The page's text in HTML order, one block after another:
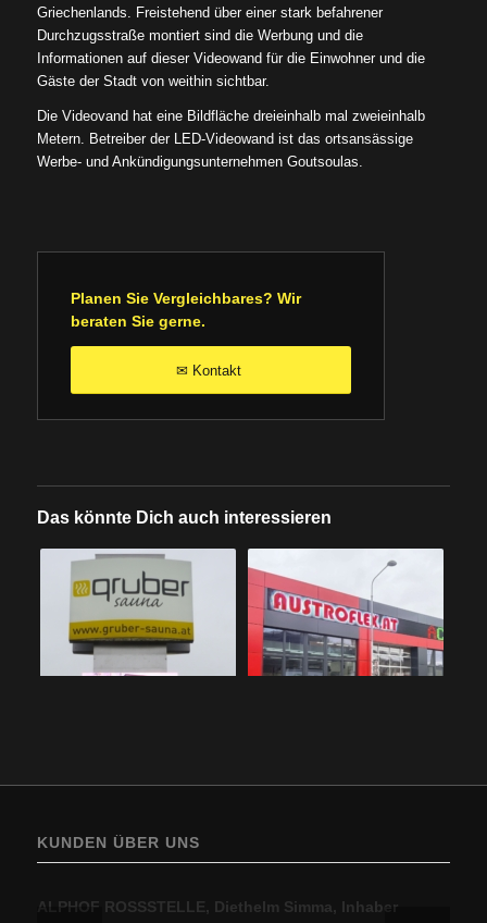
Griechenlands. Freistehend über einer stark befahrener
Durchzugsstraße montiert sind die Werbung und die
Informationen auf dieser Videowand für die Einwohner und die
Gäste der Stadt von weithin sichtbar.
Die Videovand hat eine Bildfläche dreieinhalb mal zweieinhalb
Metern. Betreiber der LED-Videowand ist das ortsansässige
Werbe- und Ankündigungsunternehmen Goutsoulas.
Planen Sie Vergleichbares? Wir
beraten Sie gerne.
✉ Kontakt
Das könnte Dich auch interessieren
KUNDEN ÜBER UNS
ALPHOF ROSSSTELLE, Diethelm Simma, Inhaber
BP Europe SE, Zweigniederlassung BP Austria, Ing.